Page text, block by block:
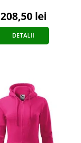
208,50 lei
DETALII